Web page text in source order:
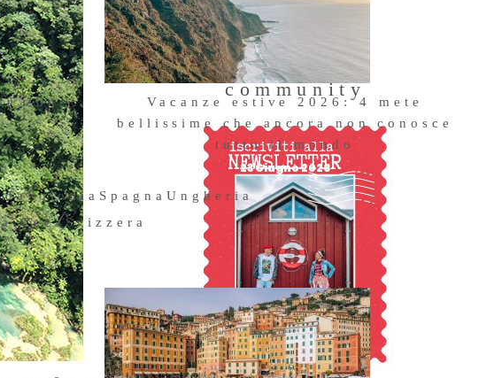
zone
Vacanze estive 2026: 4 mete
bellissime che ancora non conosce
tutto il mondo
23 Giugno 2026
Polonia Spagna Ungheria
CecaSvizzera
Entra a far
parte della
community